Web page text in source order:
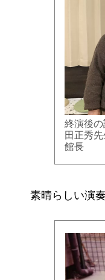
終演後
田正秀
館長
素晴らしい演